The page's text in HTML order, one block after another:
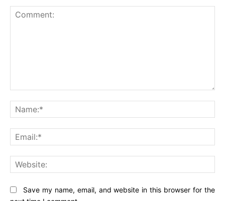
Save my name, email, and website in this browser for the